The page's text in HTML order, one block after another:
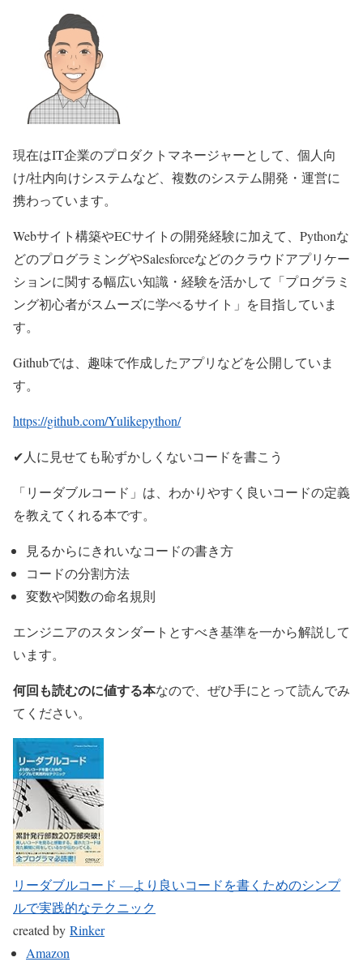
現在はIT企業のプロダクトマネージャーとして、個人向
け/社内向けシステムなど、複数のシステム開発・運営に
携わっています。
Webサイト構築やECサイトの開発経験に加えて、Pythonな
どのプログラミングやSalesforceなどのクラウドアプリケー
ションに関する幅広い知識・経験を活かして「プログラミ
ング初心者がスムーズに学べるサイト」を目指していま
す。
Githubでは、趣味で作成したアプリなどを公開していま
す。
https://github.com/Yulikepython/
✔人に見せても恥ずかしくないコードを書こう
「リーダブルコード」は、わかりやすく良いコードの定義
を教えてくれる本です。
見るからにきれいなコードの書き方
コードの分割方法
変数や関数の命名規則
エンジニアのスタンダートとすべき基準を一から解説して
います。
何回も読むのに値する本なので、ぜひ手にとって読んでみ
てください。
リーダブルコード ―より良いコードを書くためのシンプ
ルで実践的なテクニック
created by Rinker
Amazon